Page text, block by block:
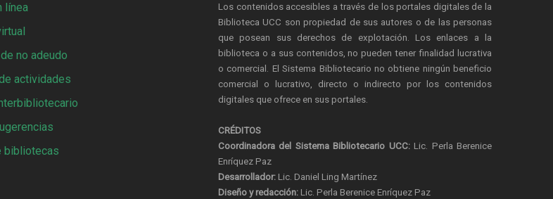
línea
no adeudo
actividades
bibliotecas
Los contenidos accesibles a través de los portales digitales de la
Biblioteca UCC son propiedad de sus autores o de las personas
que posean sus derechos de explotación. Los enlaces a la
biblioteca o a sus contenidos, no pueden tener finalidad lucrativa
o comercial. El Sistema Bibliotecario no obtiene ningún beneficio
comercial o lucrativo, directo o indirecto por los contenidos
digitales que ofrece en sus portales.
CRÉDITOS
Coordinadora del Sistema Bibliotecario UCC: Lic. Perla Berenice
Enríquez Paz
Desarrollador: Lic. Daniel Ling Martínez
Diseño y redacción: Lic. Perla Berenice Enríquez Paz